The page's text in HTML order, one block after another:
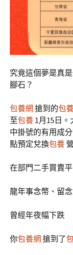
究竟這個夢是真
腳石？
包養網 搶到的包
至包養 1月15日
中掛號的有用成
點預定兌換包養
在部門二手買賣
龍年事念幣、留
曾經年夜幅下跌
你包養網 搶到了